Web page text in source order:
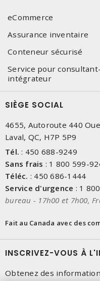
eCommerce
Assurance inventaire
Conteneur sécurisé
Service pour consultant-
intégrateur
SIÈGE SOCIAL
4655, Autoroute 440
Laval, QC, H7P 5P9
Tél. : 450 688-9249
Sans frais : 1 800 599-
Téléc. : 450 686-1444
Service d'urgence : 1
bureau - 17h00 et 7h00,
Fait au Canada avec des
INSCRIVEZ-VOUS À
Obtenez des